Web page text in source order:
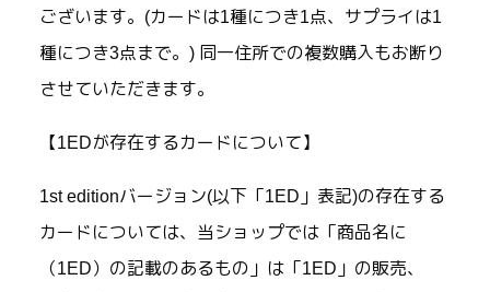
ございます。(カードは1種につき1点、サプライは1
種につき3点まで。) 同一住所での複数購入もお断り
させていただきます。
【1EDが存在するカードについて】
1st editionバージョン(以下「1ED」表記)の存在する
カードについては、当ショップでは「商品名に
（1ED）の記載のあるもの」は「1ED」の販売、